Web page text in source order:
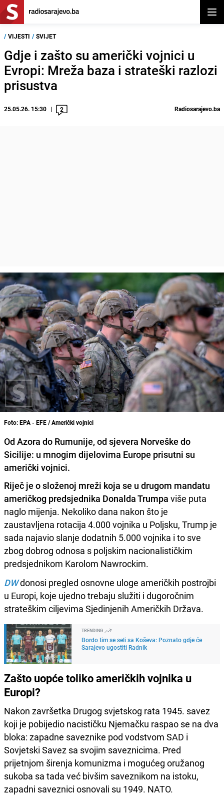
/ VIJESTI / SVIJET
Gdje i zašto su američki vojnici u
Evropi: Mreža baza i strateški razlozi
prisustva
25.05.26. 15:30 2 Radiosarajevo.ba
Foto: EPA - EFE / Američki vojnici
Od Azora do Rumunije, od sjevera Norveške do
Sicilije: u mnogim dijelovima Europe prisutni su
američki vojnici.
Riječ je o složenoj mreži koja se u drugom mandatu
američkog predsjednika Donalda Trumpa više puta
naglo mijenja. Nekoliko dana nakon što je
zaustavljena rotacija 4.000 vojnika u Poljsku, Trump je
sada najavio slanje dodatnih 5.000 vojnika i to sve
zbog dobrog odnosa s poljskim nacionalističkim
predsjednikom Karolom Nawrockim.
DWdonosi pregled osnovne uloge američkih postrojbi
u Europi, koje ujedno trebaju služiti i dugoročnim
strateškim ciljevima Sjedinjenih Američkih Država.
TRENDING
Bordo tim se seli sa Koševa: Poznato gdje će
Sarajevo ugostiti Radnik
Zašto uopće toliko američkih vojnika u
Europi?
Nakon završetka Drugog svjetskog rata 1945. savez
koji je pobijedio nacističku Njemačku raspao se na dva
bloka: zapadne saveznike pod vodstvom SAD i
Sovjetski Savez sa svojim saveznicima. Pred
prijetnjom širenja komunizma i mogućeg oružanog
sukoba sa tada već bivšim saveznikom na istoku,
zapadni saveznici osnovali su 1949. NATO.